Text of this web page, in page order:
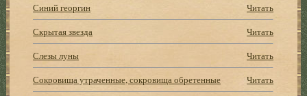
Синий георгин
Читать
Скрытая звезда
Читать
Слезы луны
Читать
Сокровища утраченные, сокровища обретенные
Читать